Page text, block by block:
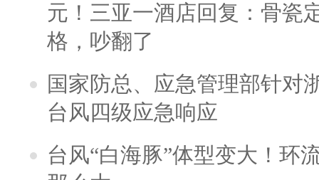
元！三亚一酒店回复：骨瓷
格，吵翻了
国家防总、应急管理部针对
台风四级应急响应
台风“白海豚”体型变大！环